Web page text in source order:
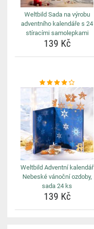
Weltbild Sada na výrobu
adventního kalendáře s 24
stíracími samolepkami
139 Kč
Weltbild Adventní kalendář
Nebeské vánoční ozdoby,
sada 24 ks
139 Kč